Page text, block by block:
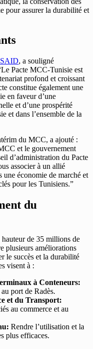
pour assurer la durabilité et
, a souligné
Pacte MCC-Tunisie est
profond et croissant
constitue également une
en faveur d’une
et d’une prospérité
et dans l’ensemble de la
du MCC, a ajouté :
et le gouvernement
d’administration du Pacte
associer à un allié
une économie de marché et
pour les Tunisiens.”
du
de 35 millions de
plusieurs améliorations
le succès et la durabilité
visent à :
à Conteneurs:
port de Radès.
et du Transport:
au commerce et au
Rendre l’utilisation et la
plus efficaces.